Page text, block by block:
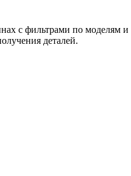
с фильтрами по моделям
деталей.